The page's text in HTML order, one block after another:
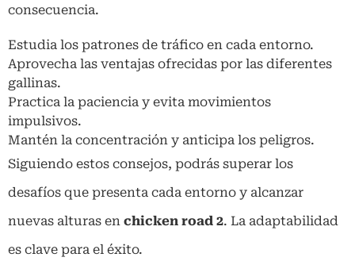
consecuencia.
Estudia los patrones de tráfico en cada entorno.
Aprovecha las ventajas ofrecidas por las diferentes
gallinas.
Practica la paciencia y evita movimientos
impulsivos.
Mantén la concentración y anticipa los peligros.
Siguiendo estos consejos, podrás superar los
desafíos que presenta cada entorno y alcanzar
nuevas alturas en chicken road 2. La adaptabilidad
es clave para el éxito.